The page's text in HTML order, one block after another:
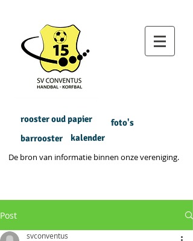
rooster oud papier
barrooster
foto's
kalender
De bron van informatie binnen onze vereniging.
Post
svconventus